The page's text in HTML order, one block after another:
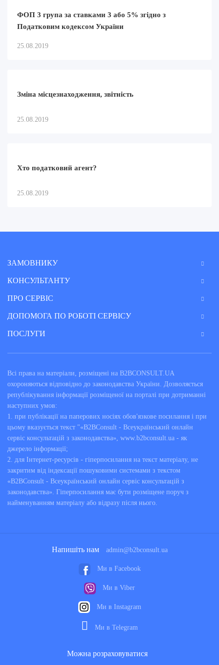
ФОП 3 група за ставками 3 або 5% згідно з
Податковим кодексом України
25.08.2019
Зміна місцезнаходження, звітність
25.08.2019
Хто податковий агент?
25.08.2019
ЗАМОВНИКУ
КОНСУЛЬТАНТУ
ПРО СЕРВІС
ДОПОМОГА ПО РОБОТІ СЕРВІСУ
ПОСЛУГИ
Всі права на матеріали, розміщені на B2BCONSULT.UA
охороняються відповідно до законодавства України. Дозволяється
републікування інформації розміщеної на порталі при дотриманні
наступних умов:
1. при публікації на паперових носіях обов'язкове посилання і при
цьому вказується текст "«B2BConsult - Всеукраїнський онлайн
сервіс консультацій з законодавства», www.b2bconsult.ua - як
джерело інформації;
2. для Інтернет-ресурсів - гіперпосилання на текст матеріалу, не
закритим від індексації пошуковими системами з текстом
«B2BConsult - Всеукраїнський онлайн сервіс консультацій з
законодавства». Гіперпосилання має бути розміщене поруч з
найменуванням матеріалу або відразу після нього.
Напишіть нам admin@b2bconsult.ua
Ми в Facebook
Ми в Viber
Ми в Instagram
Ми в Telegram
Можна розраховуватися